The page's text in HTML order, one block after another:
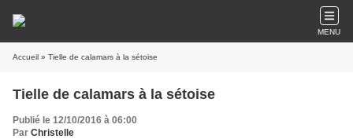
MENU
Accueil » Tielle de calamars à la sétoise
Tielle de calamars à la sétoise
Publié le 12/10/2016 à 06:00
Par Christelle